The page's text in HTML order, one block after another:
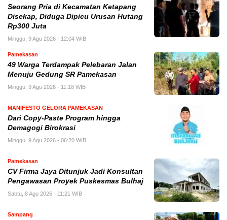
Seorang Pria di Kecamatan Ketapang
Disekap, Diduga Dipicu Urusan Hutang
Rp300 Juta
Minggu, 9 Agu 2026 - 12:04 WIB
Pamekasan
49 Warga Terdampak Pelebaran Jalan
Menuju Gedung SR Pamekasan
Minggu, 9 Agu 2026 - 11:18 WIB
MANIFESTO GELORA PAMEKASAN
Dari Copy-Paste Program hingga
Demagogi Birokrasi
Minggu, 9 Agu 2026 - 06:20 WIB
Pamekasan
CV Firma Jaya Ditunjuk Jadi Konsultan
Pengawasan Proyek Puskesmas Bulhaj
Sabtu, 8 Agu 2026 - 11:21 WIB
Sampang